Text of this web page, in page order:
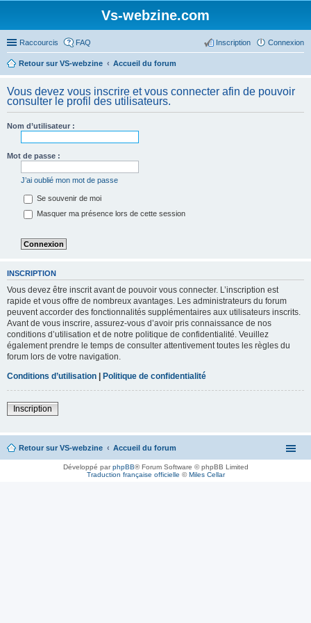
Vs-webzine.com
Raccourcis FAQ Connexion
Inscription
Retour sur VS-webzine Accueil du forum
Vous devez vous inscrire et vous connecter afin de pouvoir
consulter le profil des utilisateurs.
Nom d’utilisateur :
Mot de passe :
J’ai oublié mon mot de passe
Se souvenir de moi
Masquer ma présence lors de cette session
INSCRIPTION
Vous devez être inscrit avant de pouvoir vous connecter. L’inscription est
rapide et vous offre de nombreux avantages. Les administrateurs du forum
peuvent accorder des fonctionnalités supplémentaires aux utilisateurs inscrits.
Avant de vous inscrire, assurez-vous d’avoir pris connaissance de nos
conditions d’utilisation et de notre politique de confidentialité. Veuillez
également prendre le temps de consulter attentivement toutes les règles du
forum lors de votre navigation.
Conditions d’utilisation | Politique de confidentialité
Inscription
Retour sur VS-webzine Accueil du forum
Développé parphpBB® Forum Software © phpBB Limited
Traduction française officielle ©Miles Cellar